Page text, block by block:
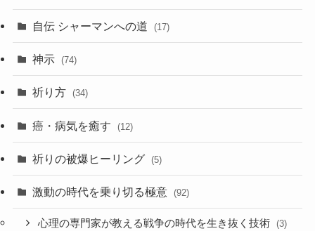
ブ
自伝 シャーマンへの道 (17)
神示 (74)
祈り方 (34)
癌・病気を癒す (12)
祈りの被爆ヒーリング (5)
激動の時代を乗り切る極意 (92)
心理の専門家が教える戦争の時代を生き抜く技術 (3)